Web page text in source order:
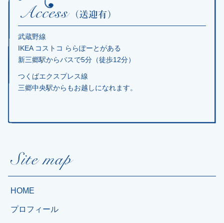
武蔵野線
IKEA コストコ ららぽーとがある
新三郷駅からバスで5分（徒歩12分）
つくばエクスプレス線
三郷中央駅からもお越しになれます。
HOME
プロフィール